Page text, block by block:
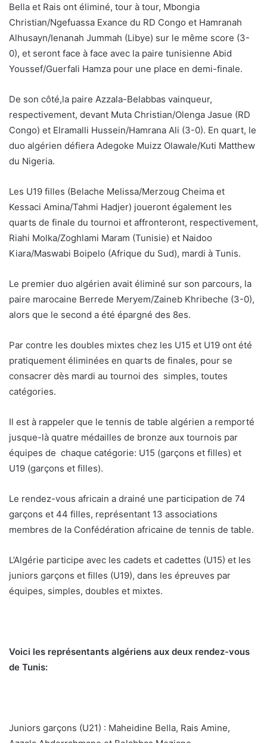
Bella et Rais ont éliminé, tour à tour, Mbongia
Christian/Ngefuassa Exance du RD Congo et Hamranah
Alhusayn/Ienanah Jummah (Libye) sur le même score (3-
0), et seront face à face avec la paire tunisienne Abid
Youssef/Guerfali Hamza pour une place en demi-finale.
De son côté,la paire Azzala-Belabbas vainqueur,
respectivement, devant Muta Christian/Olenga Jasue (RD
Congo) et Elramalli Hussein/Hamrana Ali (3-0). En quart, le
duo algérien défiera Adegoke Muizz Olawale/Kuti Matthew
du Nigeria.
Les U19 filles (Belache Melissa/Merzoug Cheima et
Kessaci Amina/Tahmi Hadjer) joueront également les
quarts de finale du tournoi et affronteront, respectivement,
Riahi Molka/Zoghlami Maram (Tunisie) et Naidoo
Kiara/Maswabi Boipelo (Afrique du Sud), mardi à Tunis.
Le premier duo algérien avait éliminé sur son parcours, la
paire marocaine Berrede Meryem/Zaineb Khribeche (3-0),
alors que le second a été épargné des 8es.
Par contre les doubles mixtes chez les U15 et U19 ont été
pratiquement éliminées en quarts de finales, pour se
consacrer dès mardi au tournoi des simples, toutes
catégories.
Il est à rappeler que le tennis de table algérien a remporté
jusque-là quatre médailles de bronze aux tournois par
équipes de chaque catégorie: U15 (garçons et filles) et
U19 (garçons et filles).
Le rendez-vous africain a drainé une participation de 74
garçons et 44 filles, représentant 13 associations
membres de la Confédération africaine de tennis de table.
L’Algérie participe avec les cadets et cadettes (U15) et les
juniors garçons et filles (U19), dans les épreuves par
équipes, simples, doubles et mixtes.
Voici les représentants algériens aux deux rendez-vous
de Tunis:
Juniors garçons (U21) : Maheidine Bella, Rais Amine,